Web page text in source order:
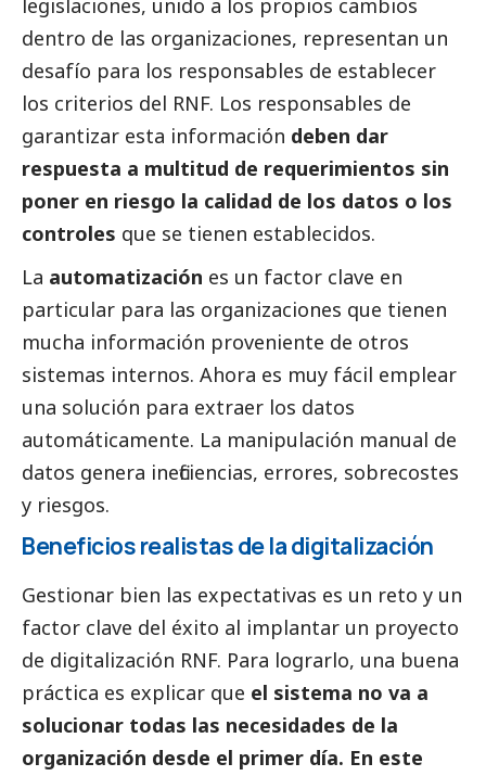
legislaciones, unido a los propios cambios
dentro de las organizaciones, representan un
desafío para los responsables de establecer
los criterios del RNF. Los responsables de
garantizar esta información deben dar
respuesta a multitud de requerimientos sin
poner en riesgo la calidad de los datos o los
controles que se tienen establecidos.
La automatización es un factor clave en
particular para las organizaciones que tienen
mucha información proveniente de otros
sistemas internos. Ahora es muy fácil emplear
una solución para extraer los datos
automáticamente. La manipulación manual de
datos genera ineficiencias, errores, sobrecostes
y riesgos.
Beneficios realistas de la digitalización
Gestionar bien las expectativas es un reto y un
factor clave del éxito al implantar un proyecto
de digitalización RNF. Para lograrlo, una buena
práctica es explicar que el sistema no va a
solucionar todas las necesidades de la
organización desde el primer día. En este